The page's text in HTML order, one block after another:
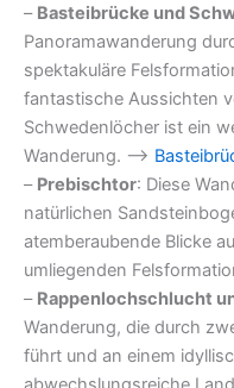
– Basteibrücke und
Panoramawanderung
spektakuläre
fantastische Aussichten
Schwedenlöcher ist ein
Wanderung. –>
– Prebischtor: Diese
natürlichen
atemberaubende Blicke
umliegenden
– Rappenlochschlucht
Wanderung, die durch
führt und an einem